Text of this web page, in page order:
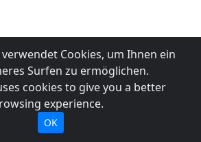
Cookies, um Ihnen ein
Surfen zu ermöglichen.
cookies to give you a better
experience.
OK